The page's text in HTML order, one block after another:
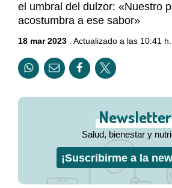
el umbral del dulzor: «Nuestro
acostumbra a ese sabor»
18 mar 2023 . Actualizado a las 10:41 h.
Newsletter
Salud, bienestar y
¡Suscribirme a la